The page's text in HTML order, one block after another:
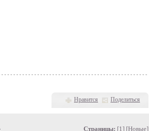
Нравится Поделиться
Страницы: [1] [Новые]